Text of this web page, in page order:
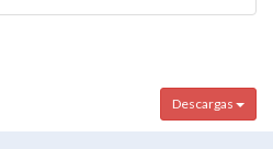
Descargas